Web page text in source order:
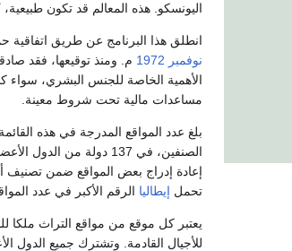
اليونسكو. هذه المعالم قد تكون طبيعية،
انطلق هذا البرنامج عن طريق اتفاقية
نوفمبر 1972
الأهمية الخاصة للجنس البشري، سواء
مساعدات مالية تحت شروط معينة.
بلغ عدد المواقع المدرجة في هذه
الصنفين، في 137 دولة
تحمل إيطاليا الرقم الأكبر في عدد المواقع
يعتبر كل موقع من مواقع التراث ملكا
للأجيال القادمة. وتشترك جميع الدول الأعضاء في الاتفاقية،